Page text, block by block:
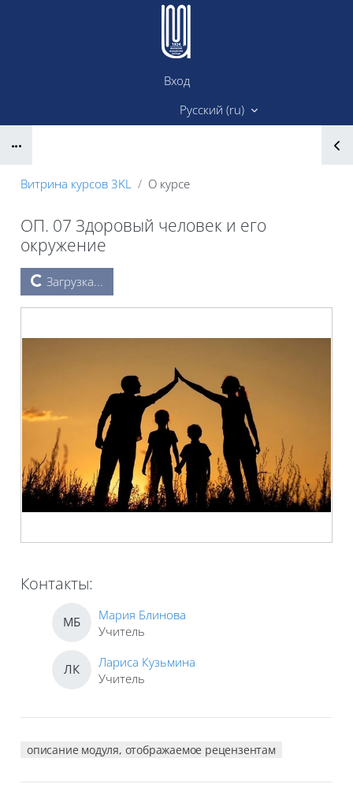
Перейти к основному содержанию
Вход
Русский ‎(ru)‎
Витрина курсов 3KL О курсе
ОП. 07 Здоровый человек и его
окружение
БлокиЗагрузка...
Контакты:
МБ
Мария Блинова
Учитель
ЛК
Лариса Кузьмина
Учитель
описание модуля, отображаемое рецензентам